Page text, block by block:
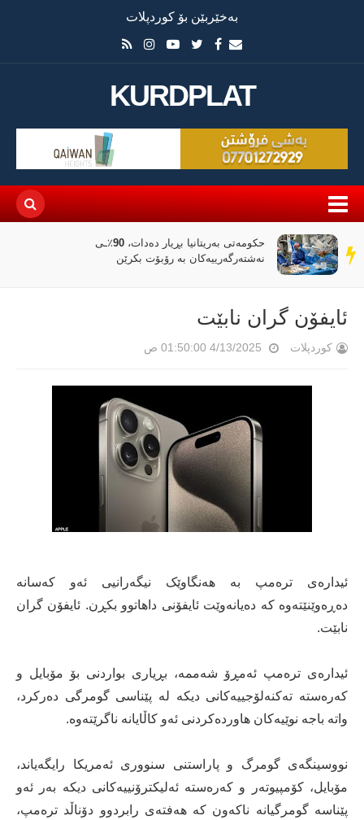
بەخێربێن بۆ کوردپلات
KURDPLAT
سەر
دێڕ
حکومەتی بەریتانیا بڕیار دەدات، 90٪ـی
نەشتەرگەرییەکان بە رۆبۆت بکرێن
ئایفۆن گران نابێت
کوردپلات 4/13/2025 01:50:00 ص
ئیدارەی ترەمپ بە هەنگاوێک نیگەرانیی ئەو کەسانە
دەڕەوێنێتەوە کە دەیانەوێت ئایفۆنی داهاتوو بکڕن. ئایفۆن گران
نابێت.
ئیدارەی ترەمپ ئەمڕۆ شەممە، بڕیاری بواردنی بۆ مۆبایل و
کەرەستە تەکنەلۆجییەکانی دیکە لە پێناسی گومرگی دەرکرد،
واتە باجە نوێیەکان هاوردەکردنی ئەو کاڵایانە ناگرێتەوە.
نووسینگەی گومرگ و پاراستنی سنووری ئەمریکا رایگەیاند،
مۆبایل، کۆمپیوتەر و کەرەستە ئەلیکترۆنییەکانی دیکە بەر ئەو
پێناسە گومرگیانە ناکەون کە هەفتەی رابردوو دۆناڵد ترەمپ،